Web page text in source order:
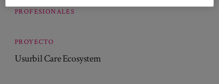
PROFESIONALES
PROYECTO
Usurbil Care Ecosystem